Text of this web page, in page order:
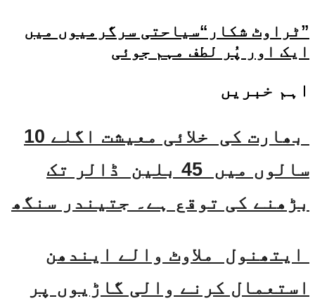
”ٹراوٹ شکار“سیاحتی سرگرمیوں میں
ایک اور پُر لطف مہم جوئی
اہم خبریں
بھارت کی خلائی معیشت اگلے 10
سالوں میں 45 بلین ڈالر تک
بڑھنے کی توقع ہے۔ جتیندر سنگھ
ایتھنول ملاوٹ والے ایندھن
استعمال کرنے والی گاڑیوں پر